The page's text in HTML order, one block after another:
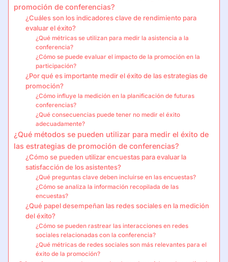
promoción de conferencias?
¿Cuáles son los indicadores clave de rendimiento para
evaluar el éxito?
¿Qué métricas se utilizan para medir la asistencia a la
conferencia?
¿Cómo se puede evaluar el impacto de la promoción en la
participación?
¿Por qué es importante medir el éxito de las estrategias de
promoción?
¿Cómo influye la medición en la planificación de futuras
conferencias?
¿Qué consecuencias puede tener no medir el éxito
adecuadamente?
¿Qué métodos se pueden utilizar para medir el éxito de
las estrategias de promoción de conferencias?
¿Cómo se pueden utilizar encuestas para evaluar la
satisfacción de los asistentes?
¿Qué preguntas clave deben incluirse en las encuestas?
¿Cómo se analiza la información recopilada de las
encuestas?
¿Qué papel desempeñan las redes sociales en la medición
del éxito?
¿Cómo se pueden rastrear las interacciones en redes
sociales relacionadas con la conferencia?
¿Qué métricas de redes sociales son más relevantes para el
éxito de la promoción?